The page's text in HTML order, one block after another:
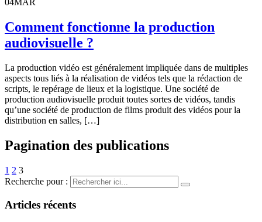
04MAR
Comment fonctionne la production
audiovisuelle ?
La production vidéo est généralement impliquée dans de multiples
aspects tous liés à la réalisation de vidéos tels que la rédaction de
scripts, le repérage de lieux et la logistique. Une société de
production audiovisuelle produit toutes sortes de vidéos, tandis
qu’une société de production de films produit des vidéos pour la
distribution en salles, […]
Pagination des publications
1 2 3
Recherche pour :
Articles récents